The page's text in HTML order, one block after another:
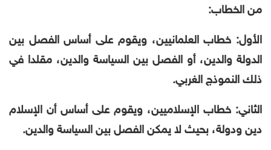
من الخطاب:
الأول: خطاب العلمانيين، ويقوم على أساس الفصل بين
الدولة والدين، أو الفصل بين السياسة والدين، مقلدا في
ذلك النموذج الغربي.
الثاني: خطاب الإسلاميين، ويقوم على أساس أن الإسلام
دين ودولة، بحيث لا يمكن الفصل بين السياسة والدين.